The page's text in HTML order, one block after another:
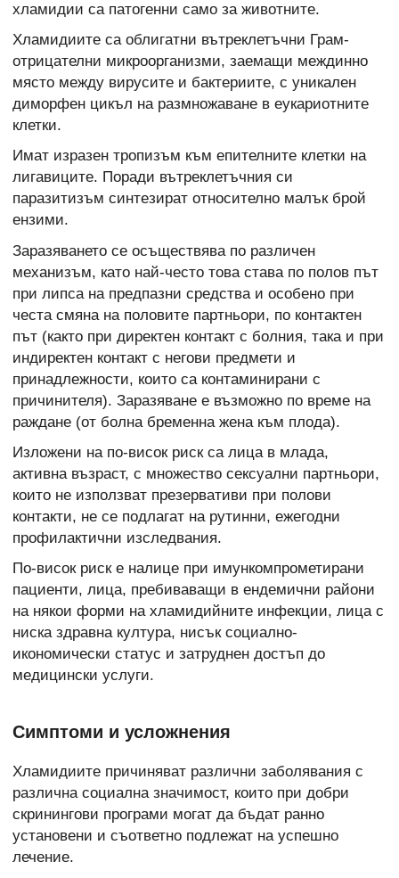
хламидии са патогенни само за животните.
Хламидиите са облигатни вътреклетъчни Грам-
отрицателни микроорганизми, заемащи междинно
място между вирусите и бактериите, с уникален
диморфен цикъл на размножаване в еукариотните
клетки.
Имат изразен тропизъм към епителните клетки на
лигавиците. Поради вътреклетъчния си
паразитизъм синтезират относително малък брой
ензими.
Заразяването се осъществява по различен
механизъм, като най-често това става по полов път
при липса на предпазни средства и особено при
честа смяна на половите партньори, по контактен
път (както при директен контакт с болния, така и при
индиректен контакт с негови предмети и
принадлежности, които са контаминирани с
причинителя). Заразяване е възможно по време на
раждане (от болна бременна жена към плода).
Изложени на по-висок риск са лица в млада,
активна възраст, с множество сексуални партньори,
които не използват презервативи при полови
контакти, не се подлагат на рутинни, ежегодни
профилактични изследвания.
По-висок риск е налице при имункомпрометирани
пациенти, лица, пребиваващи в ендемични райони
на някои форми на хламидийните инфекции, лица с
ниска здравна култура, нисък социално-
икономически статус и затруднен достъп до
медицински услуги.
Симптоми и усложнения
Хламидиите причиняват различни заболявания с
различна социална значимост, които при добри
скринингови програми могат да бъдат ранно
установени и съответно подлежат на успешно
лечение.